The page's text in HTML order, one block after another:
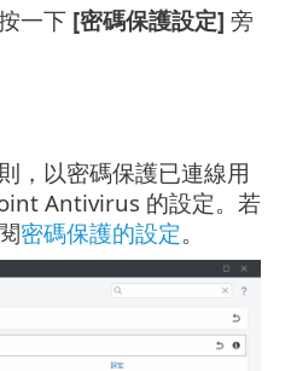
一下 [密碼保護設定] 旁
，以密碼保護已連線用
Antivirus 的設定。若
密碼保護的設定。